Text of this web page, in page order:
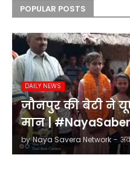
POPULAR POSTS
DAILY NEWS
जौनपुर की बेटी ने
मान |
by Naya Savera Network -